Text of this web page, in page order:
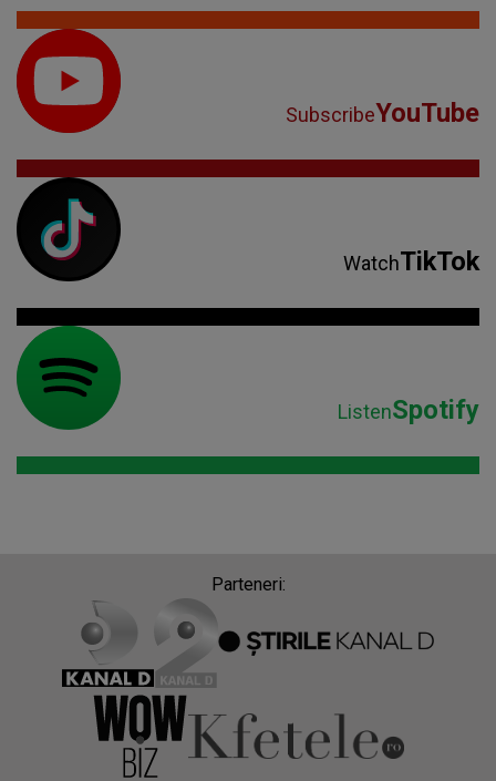
SubscribeYouTube
WatchTikTok
ListenSpotify
Parteneri: